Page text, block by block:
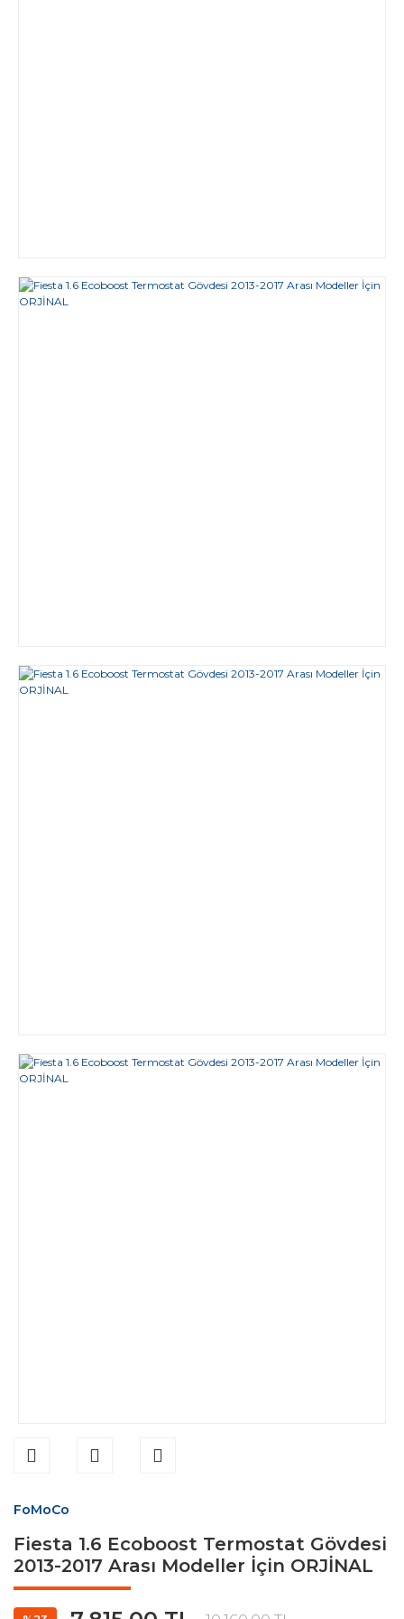
FoMoCo
Fiesta 1.6 Ecoboost Termostat Gövdesi
2013-2017 Arası Modeller İçin ORJİNAL